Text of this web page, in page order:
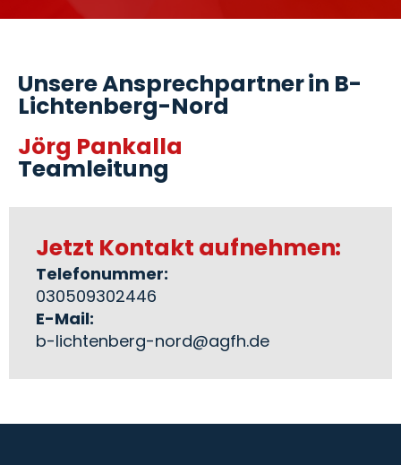
Unsere Ansprechpartner in B-
Lichtenberg-Nord
Jörg Pankalla
Teamleitung
Jetzt Kontakt aufnehmen:
Telefonummer:
030509302446
E-Mail:
b-lichtenberg-nord@agfh.de